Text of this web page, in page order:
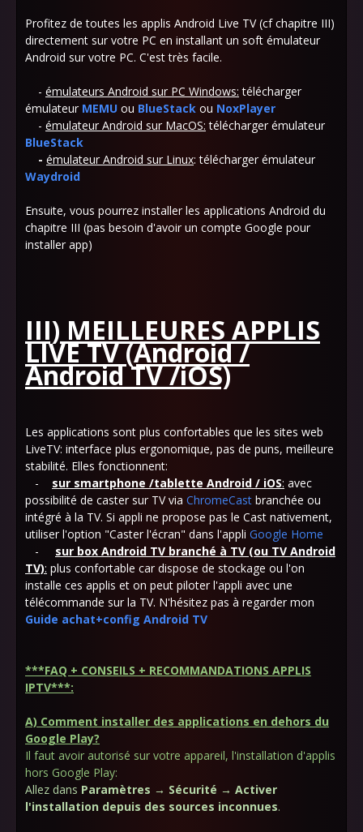
Profitez de toutes les applis Android Live TV (cf chapitre III)
directement sur votre PC en installant un soft émulateur
Android sur votre PC. C'est très facile.
- émulateurs Android sur PC Windows: télécharger
émulateur MEMU ou BlueStack ou NoxPlayer
- émulateur Android sur MacOS: télécharger émulateur
BlueStack
- émulateur Android sur Linux: télécharger émulateur
Waydroid
Ensuite, vous pourrez installer les applications Android du
chapitre III (pas besoin d'avoir un compte Google pour
installer app)
III) MEILLEURES APPLIS
LIVE TV (Android /
Android TV /iOS)
Les applications sont plus confortables que les sites web
LiveTV: interface plus ergonomique, pas de puns, meilleure
stabilité. Elles fonctionnent:
- sur smartphone /tablette Android / iOS: avec
possibilité de caster sur TV via ChromeCast branchée ou
intégré à la TV. Si appli ne propose pas le Cast nativement,
utiliser l'option "Caster l'écran" dans l'appli Google Home
- sur box Android TV branché à TV (ou TV Android
TV): plus confortable car dispose de stockage ou l'on
installe ces applis et on peut piloter l'appli avec une
télécommande sur la TV. N'hésitez pas à regarder mon
Guide achat+config Android TV
***FAQ + CONSEILS + RECOMMANDATIONS APPLIS
IPTV***:
A) Comment installer des applications en dehors du
Google Play?
Il faut avoir autorisé sur votre appareil, l'installation d'applis
hors Google Play:
Allez dans Paramètres → Sécurité → Activer
l'installation depuis des sources inconnues.